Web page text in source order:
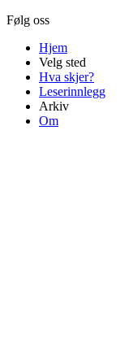
Følg oss
Hjem
Velg sted
Hva skjer?
Leserinnlegg
Arkiv
Om